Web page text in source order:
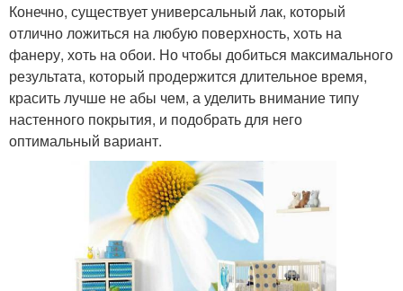
Конечно, существует универсальный лак, который
отлично ложиться на любую поверхность, хоть на
фанеру, хоть на обои. Но чтобы добиться максимального
результата, который продержится длительное время,
красить лучше не абы чем, а уделить внимание типу
настенного покрытия, и подобрать для него
оптимальный вариант.